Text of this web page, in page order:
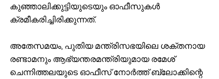
കുഞ്ഞാലിക്കുട്ടിയുടെയും ഓഫീസുകൾ
ക്രമീകരിച്ചിരിക്കുന്നത്.
അതേസമയം, പുതിയ മന്ത്രിസഭയിലെ ശക്തനായ
രണ്ടാമനും ആഭ്യന്തരമന്ത്രിയുമായ രമേശ്
ചെന്നിത്തലയുടെ ഓഫീസ് നോർത്ത് ബ്ലോക്കിന്റെ